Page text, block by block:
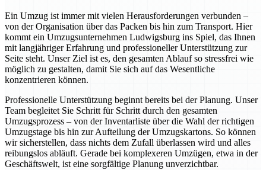
Ein Umzug ist immer mit vielen Herausforderungen verbunden –
von der Organisation über das Packen bis hin zum Transport. Hier
kommt ein Umzugsunternehmen Ludwigsburg ins Spiel, das Ihnen
mit langjähriger Erfahrung und professioneller Unterstützung zur
Seite steht. Unser Ziel ist es, den gesamten Ablauf so stressfrei wie
möglich zu gestalten, damit Sie sich auf das Wesentliche
konzentrieren können.
Professionelle Unterstützung beginnt bereits bei der Planung. Unser
Team begleitet Sie Schritt für Schritt durch den gesamten
Umzugsprozess – von der Inventarliste über die Wahl der richtigen
Umzugstage bis hin zur Aufteilung der Umzugskartons. So können
wir sicherstellen, dass nichts dem Zufall überlassen wird und alles
reibungslos abläuft. Gerade bei komplexeren Umzügen, etwa in der
Geschäftswelt, ist eine sorgfältige Planung unverzichtbar.